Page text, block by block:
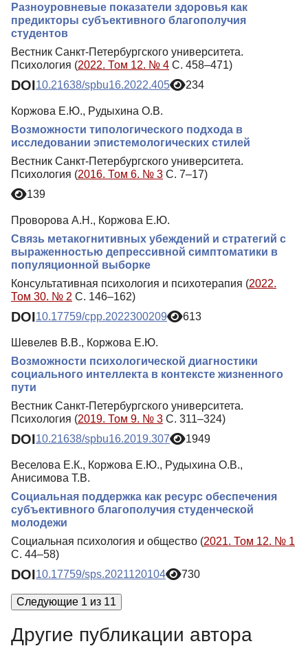
Разноуровневые показатели здоровья как
предикторы субъективного благополучия
студентов
Вестник Санкт-Петербургского университета.
Психология (2022. Том 12. № 4 С. 458–471)
DOI10.21638/spbu16.2022.405 234
Коржова Е.Ю., Рудыхина О.В.
Возможности типологического подхода в
исследовании эпистемологических стилей
Вестник Санкт-Петербургского университета.
Психология (2016. Том 6. № 3 С. 7–17)
139
Проворова А.Н., Коржова Е.Ю.
Связь метакогнитивных убеждений и стратегий с
выраженностью депрессивной симптоматики в
популяционной выборке
Консультативная психология и психотерапия (2022.
Том 30. № 2 С. 146–162)
DOI10.17759/cpp.2022300209 613
Шевелев В.В., Коржова Е.Ю.
Возможности психологической диагностики
социального интеллекта в контексте жизненного
пути
Вестник Санкт-Петербургского университета.
Психология (2019. Том 9. № 3 С. 311–324)
DOI10.21638/spbu16.2019.307 1949
Веселова Е.К., Коржова Е.Ю., Рудыхина О.В.,
Анисимова Т.В.
Социальная поддержка как ресурс обеспечения
субъективного благополучия студенческой
молодежи
Социальная психология и общество (2021. Том 12. № 1
С. 44–58)
DOI10.17759/sps.2021120104 730
Следующие 1 из 11
Другие публикации автора